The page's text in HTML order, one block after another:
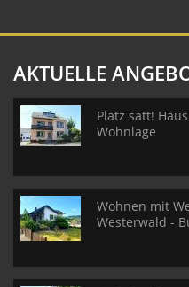
AKTUELLE
Platz satt!
Wohnlage
Wohnen mit
Westerwald -